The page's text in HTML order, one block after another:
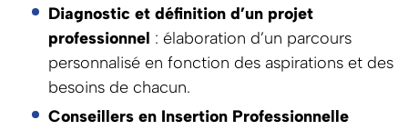
Diagnostic et définition d’un projet
professionnel : élaboration d’un parcours
personnalisé en fonction des aspirations et des
besoins de chacun.
Conseillers en Insertion Professionnelle